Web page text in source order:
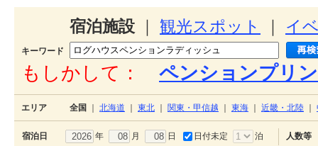
宿泊施設 観光スポット イ
キーワード
もしかして： ペンションプリ
エリア 全国 北海道 東北 関東・甲信越 東海 近畿・北陸
宿泊日 年 月 日 日付未定 泊 人数等